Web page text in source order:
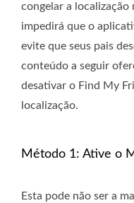
congelar a localização
impedirá que o
evite que seus pais
conteúdo a seguir
desativar o Find My
localização.
Método 1: Ative o
Esta pode não ser a